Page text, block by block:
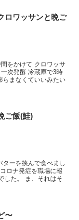
ロワッサンと晩ご
をかけて クロワッサ
次発酵 冷蔵庫で3時
らまなくていいみたい
ご飯(鮭)
ーを挟んで食べまし
ロナ発症を職場に報
した。 ま、それはそ
〜